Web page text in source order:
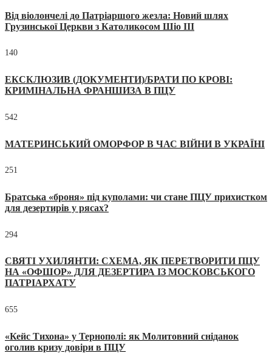
Від віолончелі до Патріаршого жезла: Новий шлях
Грузинської Церкви з Католикосом Шіо III
140
ЕКСКЛЮЗИВ (ДОКУМЕНТИ)/БРАТИ ПО КРОВІ:
КРИМІНАЛЬНА ФРАНШИЗА В ПЦУ
542
МАТЕРИНСЬКИЙ ОМОРФОР В ЧАС ВІЙНИ В УКРАЇНІ
251
Братська «броня» під куполами: чи стане ПЦУ прихистком
для дезертирів у рясах?
294
СВЯТІ УХИЛЯНТИ: СХЕМА, ЯК ПЕРЕТВОРИТИ ПЦУ
НА «ОФШОР» ДЛЯ ДЕЗЕРТИРА ІЗ МОСКОВСЬКОГО
ПАТРІАРХАТУ
655
«Кейс Тихона» у Тернополі: як Молитовний сніданок
оголив кризу довіри в ПЦУ